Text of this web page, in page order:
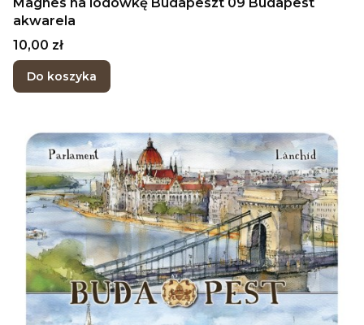
akwarela
Cena
10,00 zł
Do koszyka